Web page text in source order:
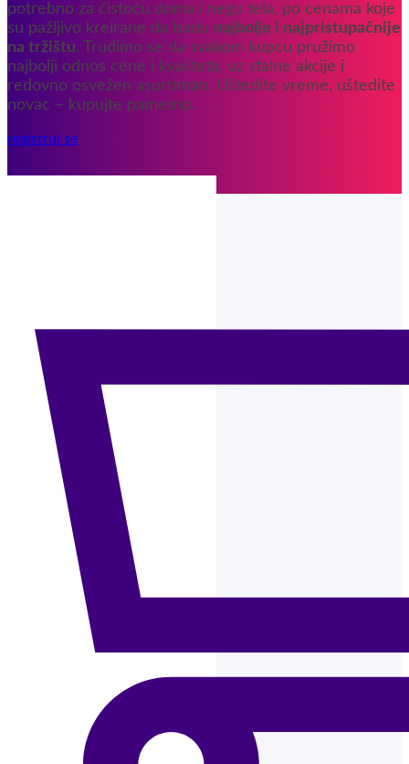
potrebno za čistoću doma i negu tela, po cenama koje
su pažljivo kreirane da budu najbolje i najpristupačnije
na tržištu. Trudimo se da svakom kupcu pružimo
najbolji odnos cene i kvaliteta, uz stalne akcije i
redovno osvežen asortiman. Uštedite vreme, uštedite
novac – kupujte pametno.
registruj se